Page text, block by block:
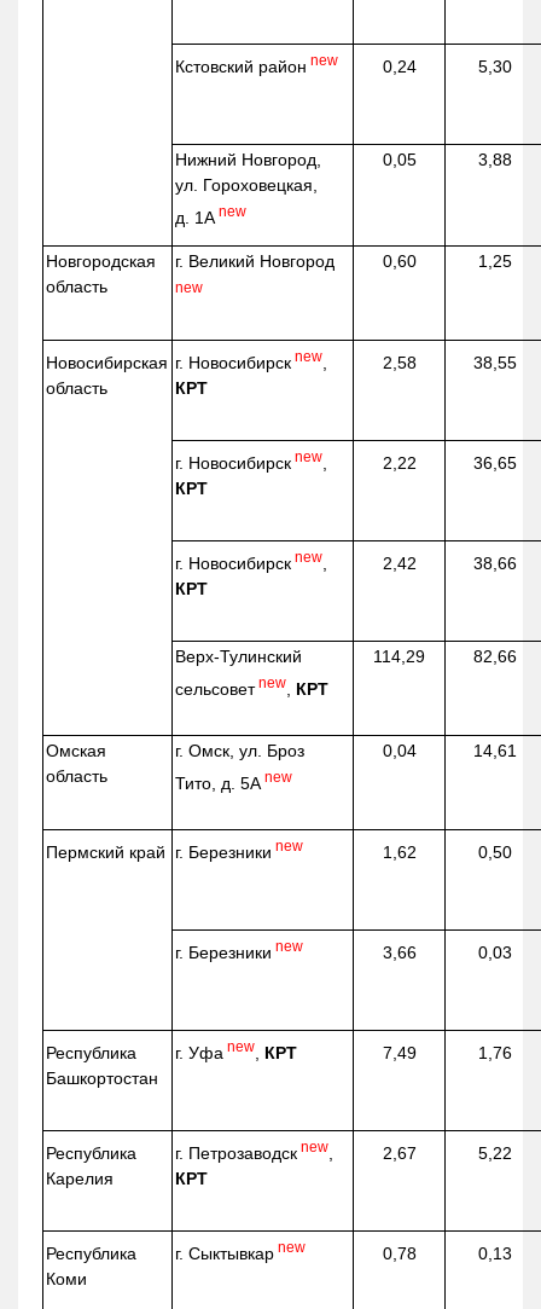
Кстовский район new 0,24 5,30
Нижний Новгород,
ул. Гороховецкая,
д. 1А new
0,05 3,88
Новгородская
область
г. Великий Новгород
new
0,60 1,25
Новосибирская
область
г. Новосибирск new
КРТ
2,58 38,55
г. Новосибирск new
КРТ
2,22 36,65
г. Новосибирск new
КРТ
2,42 38,66
Верх-Тулинский
сельсовет new КРТ
114,29 82,66
Омская
область
г. Омск, ул. Броз
Тито, д. 5А new
0,04 14,61
Пермский край г. Березники new 1,62 0,50
г. Березники new 3,66 0,03
Республика
Башкортостан
г. Уфа new КРТ 7,49 1,76
Республика
Карелия
г. Петрозаводск new
КРТ
2,67 5,22
Республика
Коми
г. Сыктывкар new 0,78 0,13